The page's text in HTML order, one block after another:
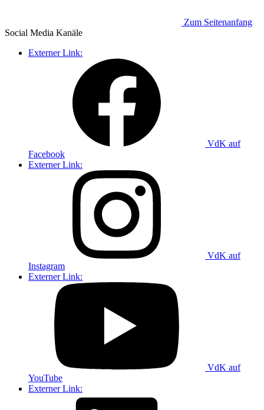
Zum Seitenanfang
Social Media Kanäle
Externer Link:
VdK auf
Facebook
Externer Link:
VdK auf
Instagram
Externer Link:
VdK auf
YouTube
Externer Link: